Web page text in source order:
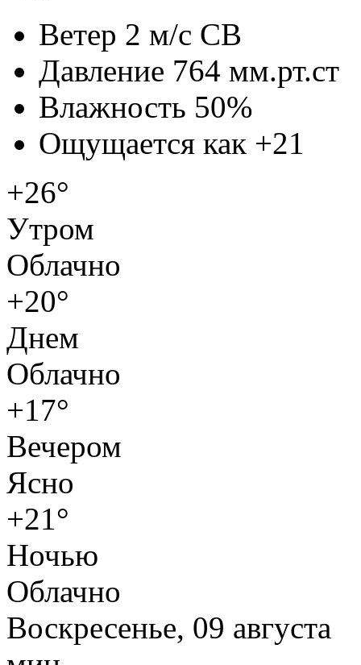
Ветер 2 м/с СВ
Давление 764 мм.рт.ст
Влажность 50%
Ощущается как +21
+26°
Утром
Облачно
+20°
Днем
Облачно
+17°
Вечером
Ясно
+21°
Ночью
Облачно
Воскресенье, 09 августа